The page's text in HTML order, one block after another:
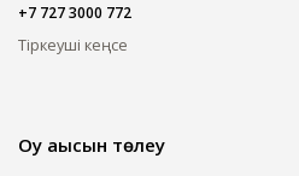
+7 727 3000 772
Тіркеуші кеңсе
Оқу ақысын төлеу